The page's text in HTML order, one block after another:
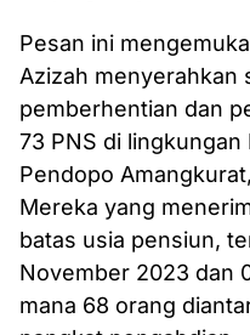
Pesan ini
Azizah menyerahkan
pemberhentian dan
73 PNS di lingkungan
Pendopo
Mereka yang
batas usia pensiun,
November 2023 dan
mana 68 orang